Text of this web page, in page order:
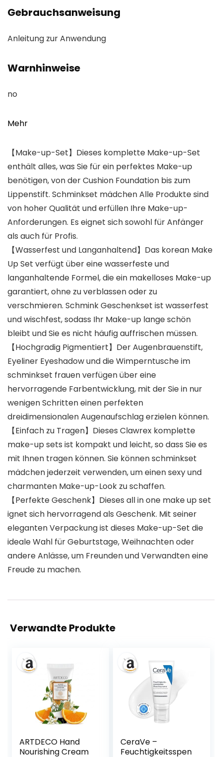
Gebrauchsanweisung
Anleitung zur Anwendung
Warnhinweise
no
Mehr
【Make-up-Set】Dieses komplette Make-up-Set
enthält alles, was Sie für ein perfektes Make-up
benötigen, von der Cushion Foundation bis zum
Lippenstift. Schminkset mädchen Alle Produkte sind
von hoher Qualität und erfüllen Ihre Make-up-
Anforderungen. Es eignet sich sowohl für Anfänger
als auch für Profis.
【Wasserfest und Langanhaltend】Das korean Make
Up Set verfügt über eine wasserfeste und
langanhaltende Formel, die ein makelloses Make-up
garantiert, ohne zu verblassen oder zu
verschmieren. Schmink Geschenkset ist wasserfest
und wischfest, sodass Ihr Make-up lange schön
bleibt und Sie es nicht häufig auffrischen müssen.
【Hochgradig Pigmentiert】Der Augenbrauenstift,
Eyeliner Eyeshadow und die Wimperntusche im
schminkset frauen verfügen über eine
hervorragende Farbentwicklung, mit der Sie in nur
wenigen Schritten einen perfekten
dreidimensionalen Augenaufschlag erzielen können.
【Einfach zu Tragen】Dieses Clawrex komplette
make-up sets ist kompakt und leicht, so dass Sie es
mit Ihnen tragen können. Sie können schminkset
mädchen jederzeit verwenden, um einen sexy und
charmanten Make-up-Look zu schaffen.
【Perfekte Geschenk】Dieses all in one make up set
ignet sich hervorragend als Geschenk. Mit seiner
eleganten Verpackung ist dieses Make-up-Set die
ideale Wahl für Geburtstage, Weihnachten oder
andere Anlässe, um Freunden und Verwandten eine
Freude zu machen.
Verwandte Produkte
ARTDECO Hand
Nourishing Cream
CeraVe –
Feuchtigkeitsspen